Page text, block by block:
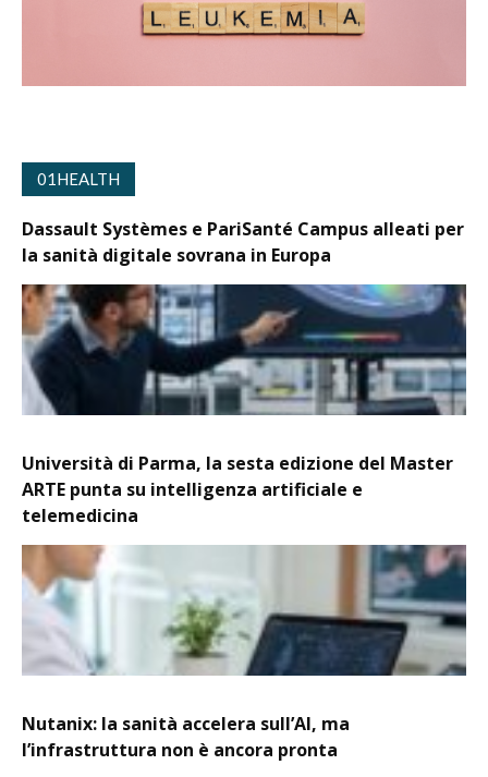
01HEALTH
Dassault Systèmes e PariSanté Campus alleati per
la sanità digitale sovrana in Europa
Università di Parma, la sesta edizione del Master
ARTE punta su intelligenza artificiale e
telemedicina
Nutanix: la sanità accelera sull’AI, ma
l’infrastruttura non è ancora pronta